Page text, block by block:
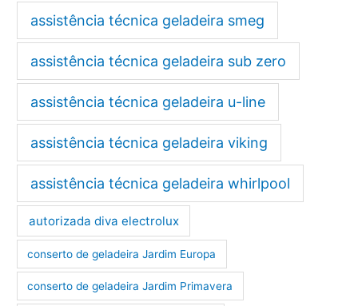
assistência técnica geladeira smeg
assistência técnica geladeira sub zero
assistência técnica geladeira u-line
assistência técnica geladeira viking
assistência técnica geladeira whirlpool
autorizada diva electrolux
conserto de geladeira Jardim Europa
conserto de geladeira Jardim Primavera